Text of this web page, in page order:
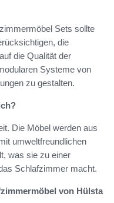
Sets sollte
die
die Qualität der
Systeme von
zu gestalten.
Die Möbel werden aus
umweltfreundlichen
was sie zu einer
Schlafzimmer macht.
von Hülsta